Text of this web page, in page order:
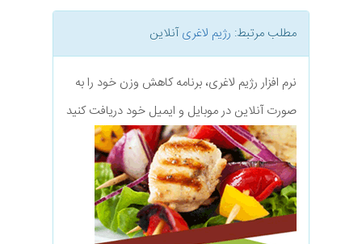
مطلب مرتبط: رژیم لاغریآنلاین
نرم افزار رژیم لاغری، برنامه کاهش وزن خود را به
صورت آنلاین در موبایل و ایمیل خود دریافت کنید